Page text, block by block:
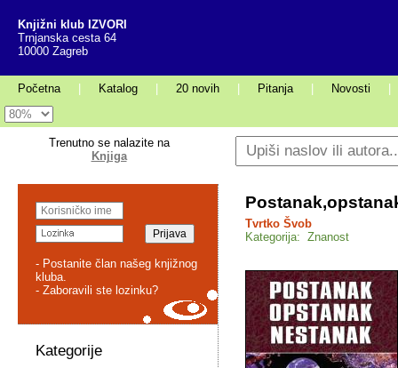
Knjižni klub IZVORI
Trnjanska cesta 64
10000 Zagreb
Početna Katalog 20 novih Pitanja Novosti
Trenutno se nalazite na
Knjiga
- Postanite član našeg knjižnog
kluba.
- Zaboravili ste lozinku?
Kategorije
Tvrtko Švob
Kategorija: Znanost